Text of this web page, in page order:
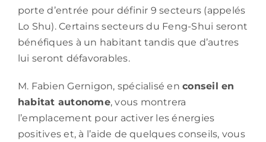
porte d’entrée pour définir 9 secteurs (appelés
Lo Shu). Certains secteurs du Feng-Shui seront
bénéfiques à un habitant tandis que d’autres
lui seront défavorables.
M. Fabien Gernigon, spécialisé enconseil en
habitat autonome, vous montrera
l’emplacement pour activer les énergies
positives et, à l’aide de quelques conseils, vous